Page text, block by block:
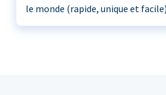
le monde (rapide, unique et